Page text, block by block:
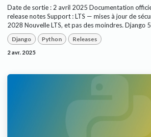
Date de sortie : 2 avril 2025 Documentation
release notes Support : LTS — mises à jour de
2028 Nouvelle LTS, et pas des moindres. Django
Django Python Releases
2 avr. 2025